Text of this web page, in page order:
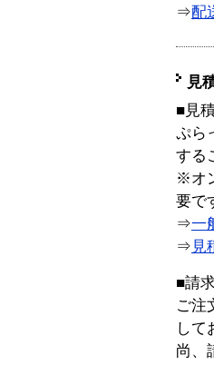
⇒配
見
■見
ぷら
する
※オ
要で
⇒一
⇒ 見
■請
ご注
して
尚、